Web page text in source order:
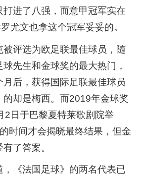
进了八强，而意甲冠军实在
尤文也拿这个冠军妥妥的。
评选为欧足联最佳球员，随
先生和金球奖的最大热门，
后，获得国际足联最佳球员
的却是梅西。而2019年金球奖
2日于巴黎夏特莱歌剧院举
时间才会揭晓最终结果，但金
了答案。
《法国足球》的两名代表已